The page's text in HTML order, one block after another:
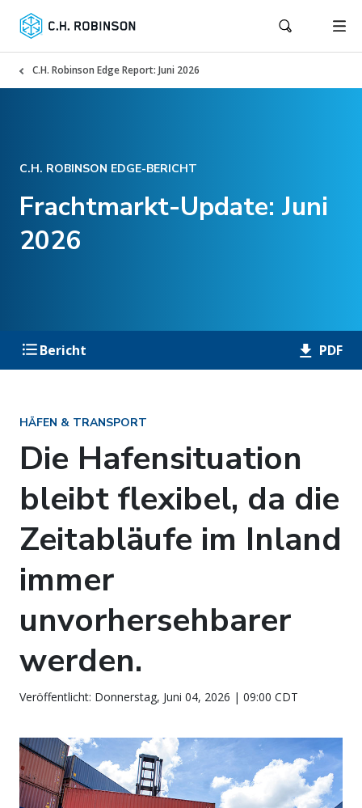
C.H. Robinson Edge Report: Juni 2026
C.H. ROBINSON EDGE-BERICHT
Frachtmarkt-Update: Juni
2026
Bericht PDF
HÄFEN & TRANSPORT
Die Hafensituation
bleibt flexibel, da die
Zeitabläufe im Inland
immer
unvorhersehbarer
werden.
Veröffentlicht: Donnerstag, Juni 04, 2026 | 09:00 CDT